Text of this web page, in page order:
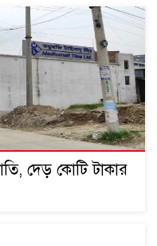
দেড় কোটি টাকার